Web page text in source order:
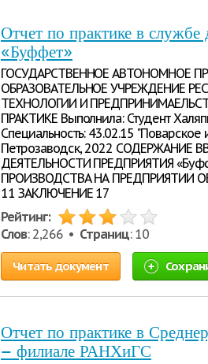
Отчет по практике в службе
«Буффет»
ГОСУДАРСТВЕННОЕ АВТОНОМНОЕ
ОБРАЗОВАТЕЛЬНОЕ УЧРЕЖДЕНИЕ
ТЕХНОЛОГИИ И
ПРАКТИКЕ Выполнила: Студент
Специальность: 43.02.15
Петрозаводск, 2022 СОДЕРЖАНИЕ
ДЕЯТЕЛЬНОСТИ ПРЕДПРИЯТИЯ
ПРОИЗВОДСТВА НА ПРЕДПРИЯТИИ
11 ЗАКЛЮЧЕНИЕ 17
Рейтинг:
Слов: 2,266 • Страниц: 10
Читать документ
Отчет по практике в
– филиале РАНХиГС